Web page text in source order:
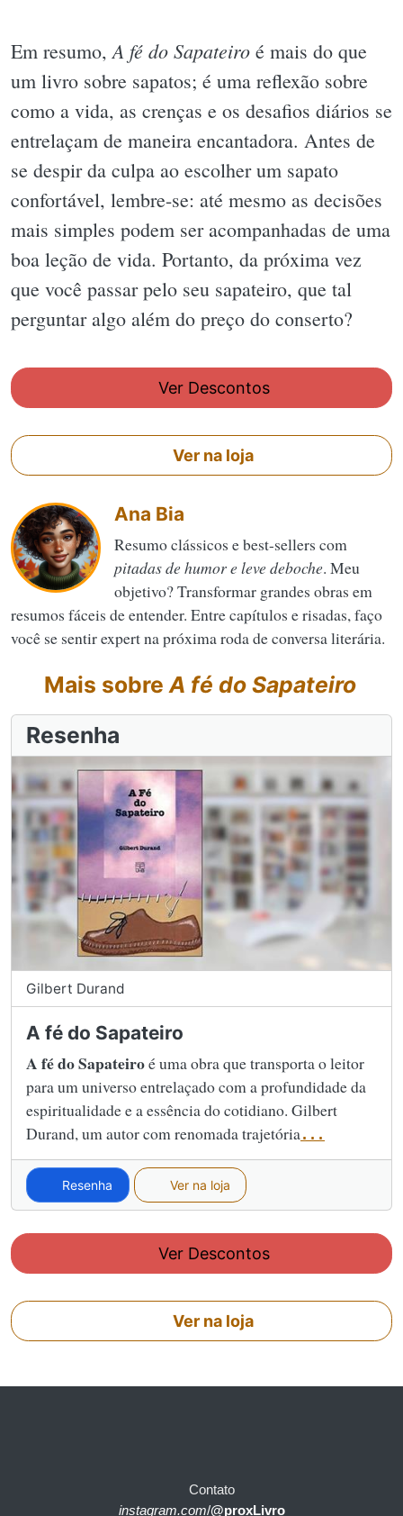
Em resumo, A fé do Sapateiro é mais do que
um livro sobre sapatos; é uma reflexão sobre
como a vida, as crenças e os desafios diários se
entrelaçam de maneira encantadora. Antes de
se despir da culpa ao escolher um sapato
confortável, lembre-se: até mesmo as decisões
mais simples podem ser acompanhadas de uma
boa leção de vida. Portanto, da próxima vez
que você passar pelo seu sapateiro, que tal
perguntar algo além do preço do conserto?
Ver Descontos
Ver na loja
Ana Bia
Resumo clássicos e best-sellers com
pitadas de humor e leve deboche. Meu
objetivo? Transformar grandes obras em
resumos fáceis de entender. Entre capítulos e risadas, faço
você se sentir expert na próxima roda de conversa literária.
Mais sobreA fé do Sapateiro
Resenha
Gilbert Durand
A fé do Sapateiro
A fé do Sapateiroé uma obra que transporta o leitor
para um universo entrelaçado com a profundidade da
espiritualidade e a essência do cotidiano. Gilbert
Durand, um autor com renomada trajetória...
Resenha Ver na loja
Ver Descontos
Ver na loja
Contato
instagram.com/@proxLivro